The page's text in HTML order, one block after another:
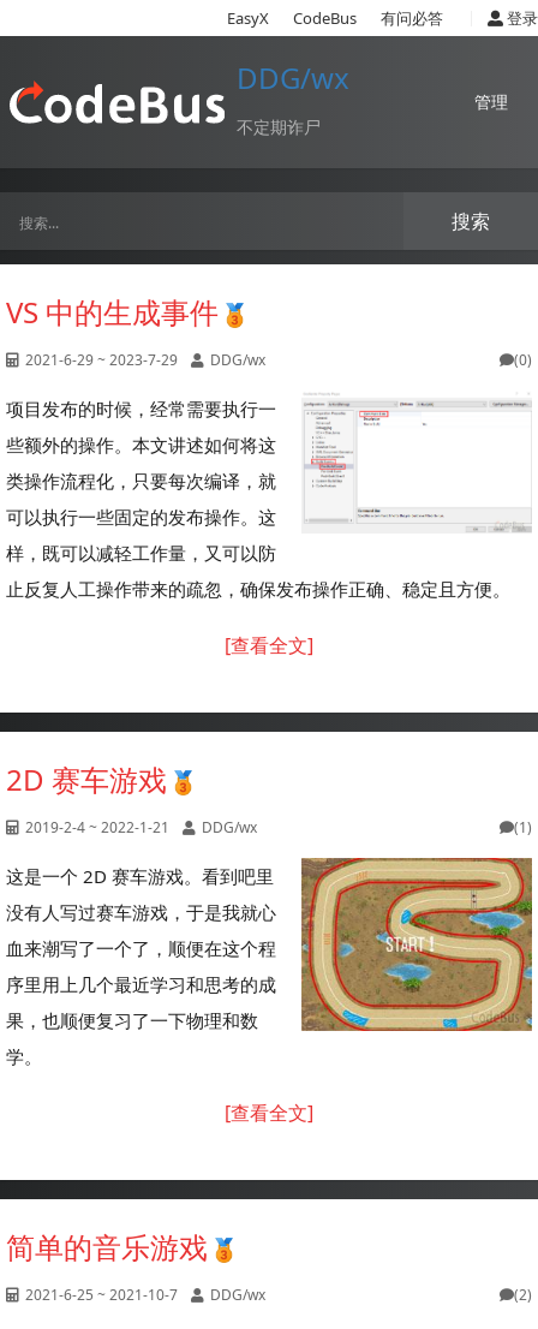
EasyX CodeBus 有问必答 登录
DDG/wx
不定期诈尸
管理
VS 中的生成事件
2021-6-29 ~ 2023-7-29 DDG/wx (0)
项目发布的时候，经常需要执行一
些额外的操作。本文讲述如何将这
类操作流程化，只要每次编译，就
可以执行一些固定的发布操作。这
样，既可以减轻工作量，又可以防
止反复人工操作带来的疏忽，确保发布操作正确、稳定且方便。
[查看全文]
2D 赛车游戏
2019-2-4 ~ 2022-1-21 DDG/wx (1)
这是一个 2D 赛车游戏。看到吧里
没有人写过赛车游戏，于是我就心
血来潮写了一个了，顺便在这个程
序里用上几个最近学习和思考的成
果，也顺便复习了一下物理和数
学。
[查看全文]
简单的音乐游戏
2021-6-25 ~ 2021-10-7 DDG/wx (2)
搜索